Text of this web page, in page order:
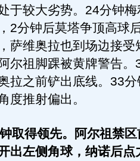
于较大劣势。24分钟
2分钟后莫塔争顶高球
萨维奥拉也到场边接受
尔祖脚踝被黄牌警告。
拉之前铲出底线。33
度推射偏出。
取得领先。阿尔祖禁
出左侧角球，纳诺后点